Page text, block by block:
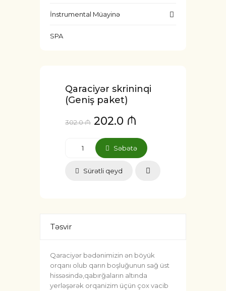
İnstrumental Müayinə
SPA
Qaraciyər skrininqi
(Geniş paket)
302.0 ₼ 202.0 ₼
Səbətə
Sürətli qeyd
Təsvir
Qaraciyər bədənimizin ən böyük
orqanı olub qarın boşluğunun sağ üst
hissəsində,qabırğaların altında
yerləşərək orqanizim üçün çox vacib